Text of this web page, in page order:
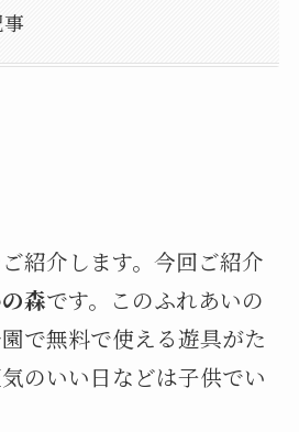
紹介します。今回ご紹介
森です。このふれあいの
で無料で使える遊具がた
のいい日などは子供でい